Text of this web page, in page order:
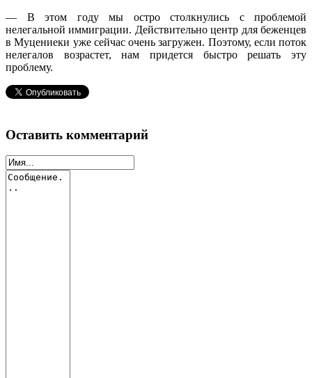
— В этом году мы остро столкнулись с проблемой
нелегальной иммиграции. Действительно центр для беженцев
в Муцениеки уже сейчас очень загружен. Поэтому, если поток
нелегалов возрастет, нам придется быстро решать эту
проблему.
Оставить комментарий